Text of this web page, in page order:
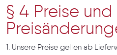
§ 4 Preise und
1. Unsere Preise gelten ab